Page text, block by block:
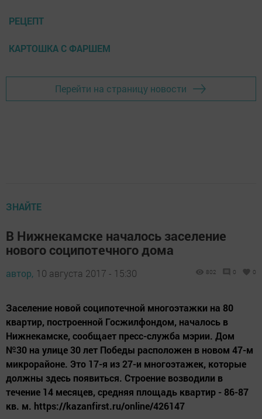
РЕЦЕПТ
КАРТОШКА С ФАРШЕМ
Перейти на страницу новости
ЗНАЙТЕ
В Нижнекамске началось заселение
нового соципотечного дома
автор, 10 августа 2017 - 15:30 802 0 0
Заселение новой соципотечной многоэтажки на 80
квартир, построенной Госжилфондом, началось в
Нижнекамске, сообщает пресс-служба мэрии. Дом
№30 на улице 30 лет Победы расположен в новом 47-м
микрорайоне. Это 17-я из 27-и многоэтажек, которые
должны здесь появиться. Строение возводили в
течение 14 месяцев, средняя площадь квартир - 86-87
кв. м. https://kazanfirst.ru/online/426147